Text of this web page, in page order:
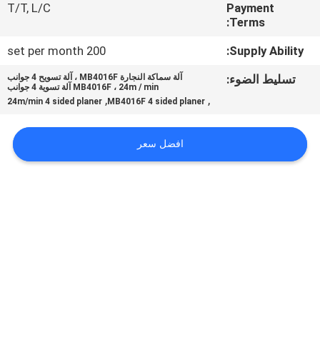
بنا
أخبار
اطلب
اقتباس
Payment
Terms:
T/T, L/C
Supply Ability:
200 set per month
تسليط الضوء:
آلة سماكة النجارة MB4016F ، آلة تسويح 4 جوانب
MB4016F ، 24m / min آلة تسوية 4 جوانب
,
MB4016F 4 sided planer
,
24m/min 4 sided planer
افضل سعر